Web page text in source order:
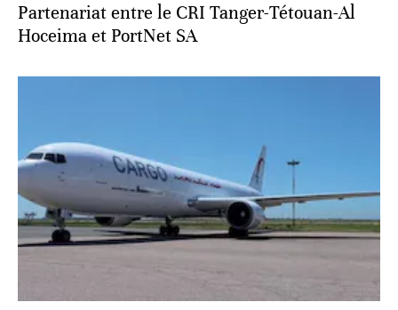
Partenariat entre le CRI Tanger-Tétouan-Al
Hoceima et PortNet SA